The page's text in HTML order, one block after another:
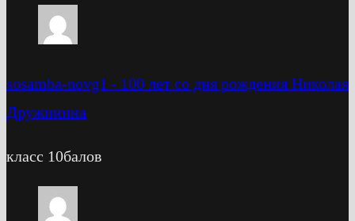
sosamba-novg1 - 100 лет со дня рождения Николая
Дружинина
класс 10балов